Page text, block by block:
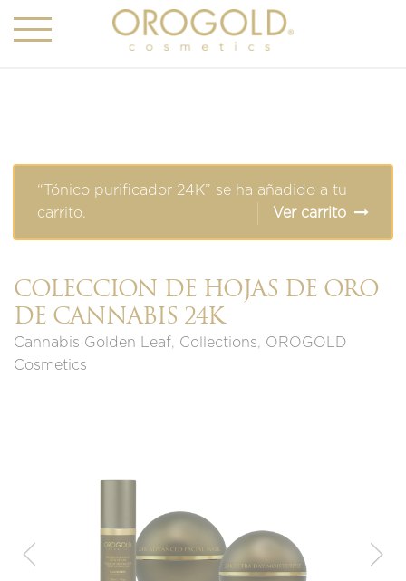
“Tónico purificador 24K” se ha añadido a tu
carrito.
Ver carrito
COLECCIÓN DE HOJAS DE ORO
DE CANNABIS 24K
Cannabis Golden Leaf Collections
OROGOLD
Cosmetics